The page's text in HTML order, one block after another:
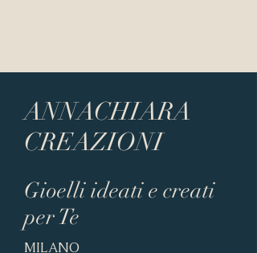
ANNACHIARA
CREAZIONI
Gioelli ideati e creati
per Te
MILANO